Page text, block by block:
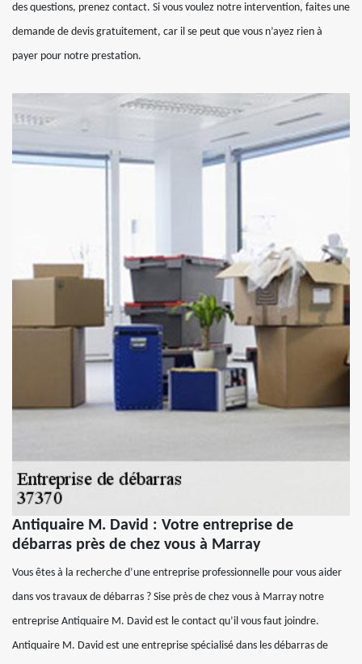
des questions, prenez contact. Si vous voulez notre intervention, faites une
demande de devis gratuitement, car il se peut que vous n’ayez rien à
payer pour notre prestation.
Antiquaire M. David : Votre entreprise de
débarras près de chez vous à Marray
Vous êtes à la recherche d’une entreprise professionnelle pour vous aider
dans vos travaux de débarras ? Sise près de chez vous à Marray notre
entreprise Antiquaire M. David est le contact qu’il vous faut joindre.
Antiquaire M. David est une entreprise spécialisé dans les débarras de